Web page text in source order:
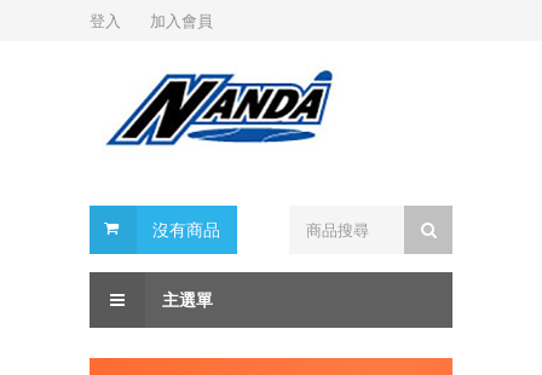
登入 加入會員
沒有商品
主選單